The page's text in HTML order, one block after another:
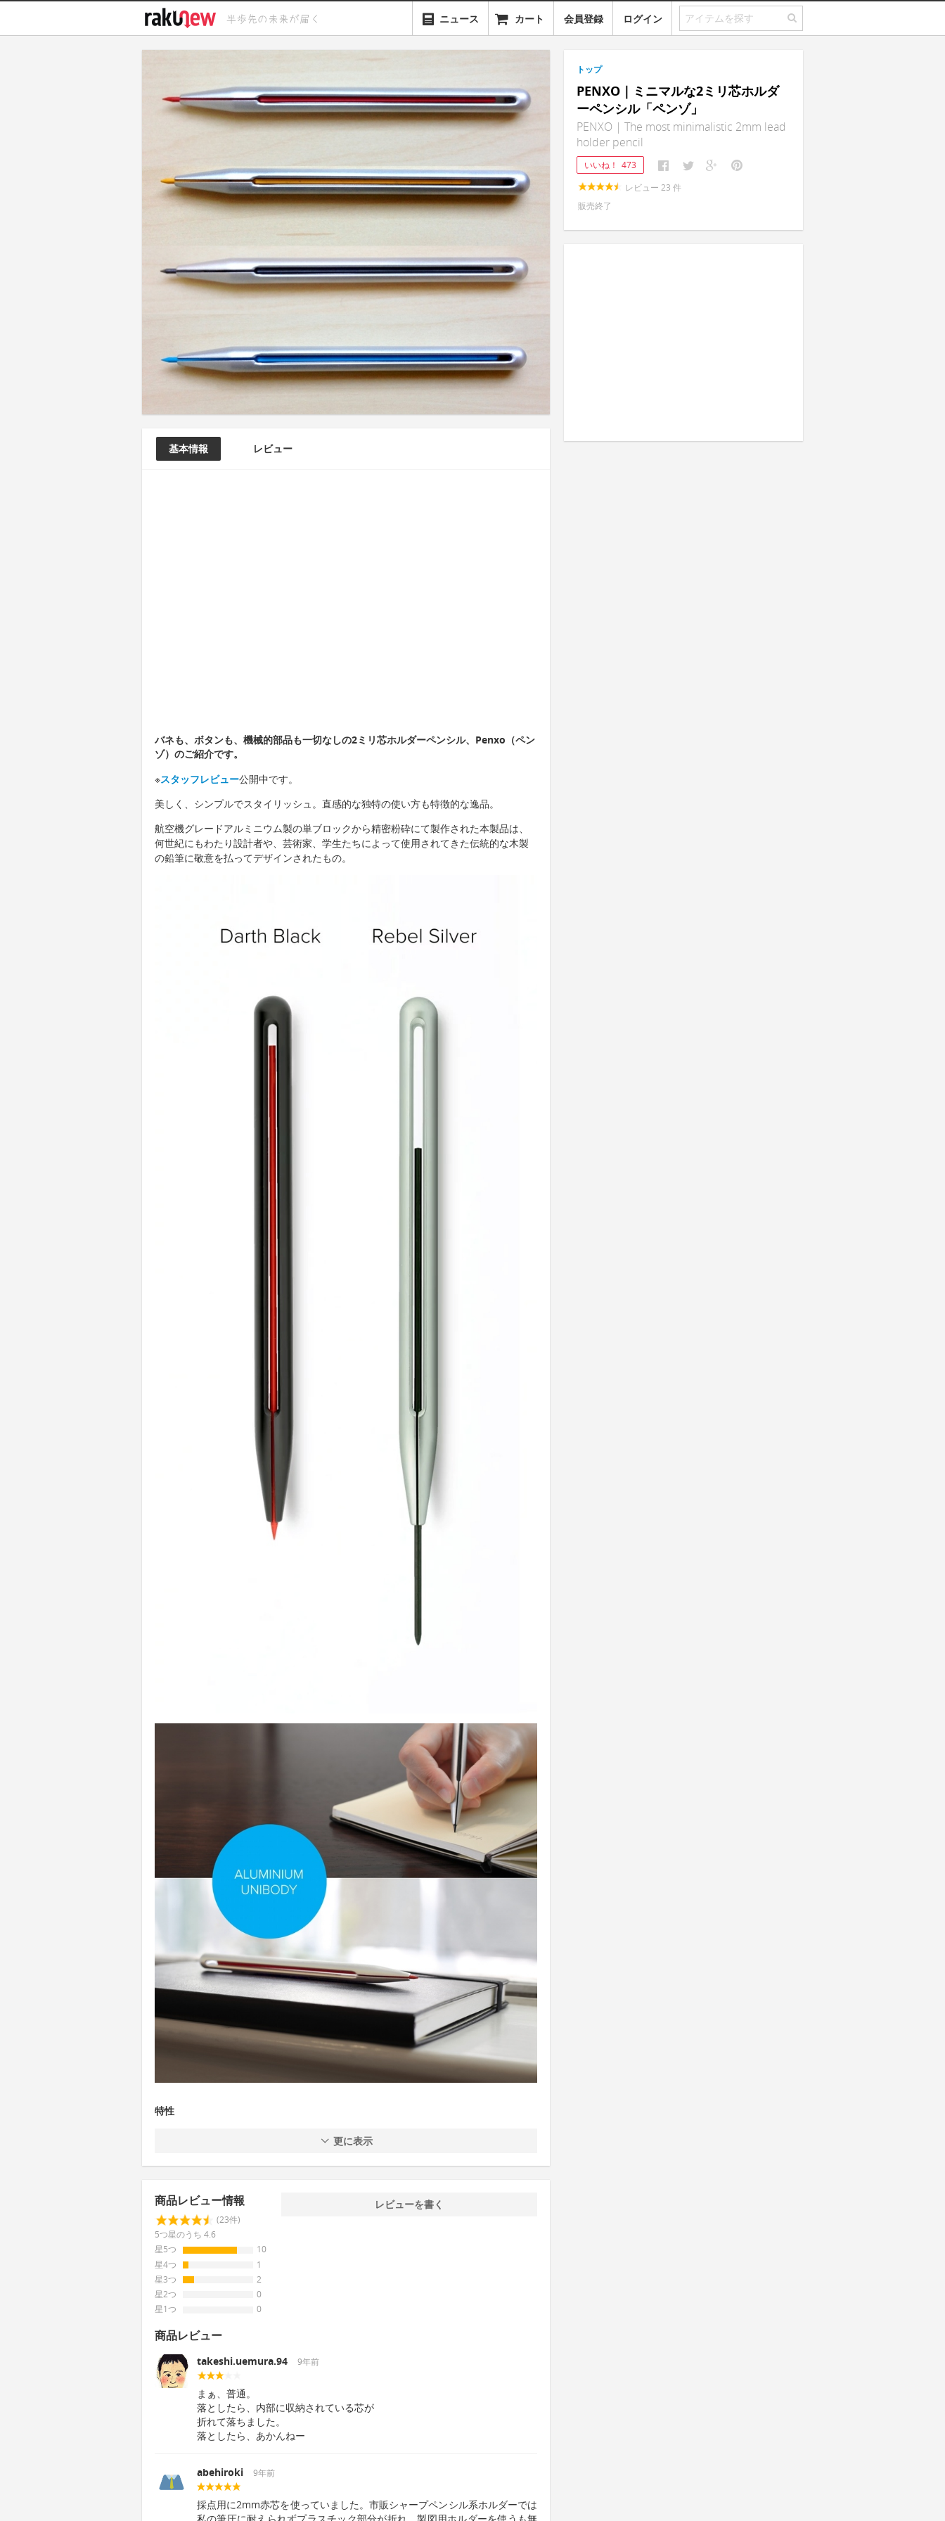
ニュース カート 会員登録 ログイン
基本情報 レビュー
バネも、ボタンも、機械的部品も一切なしの2ミリ芯ホルダーペンシル、Penxo（ペン
ゾ）のご紹介です。
※スタッフレビュー公開中です。
美しく、シンプルでスタイリッシュ。直感的な独特の使い方も特徴的な逸品。
航空機グレードアルミニウム製の単ブロックから精密粉砕にて製作された本製品は、
何世紀にもわたり設計者や、芸術家、学生たちによって使用されてきた伝統的な木製
の鉛筆に敬意を払ってデザインされたもの。
特性
更に表示
商品レビュー情報
(23件)
5つ星のうち 4.6
星5つ
10
星4つ
1
星3つ
2
星2つ
0
星1つ
0
レビューを書く
商品レビュー
takeshi.uemura.94 9年前
まぁ、普通。
落としたら、内部に収納されている芯が
折れて落ちました。
落としたら、あかんねー
abehiroki 9年前
採点用に2mm赤芯を使っていました。市販シャープペンシル系ホルダーでは
私の筆圧に耐えられずプラスチック部分が折れ、製図用ホルダーを使うも無
トップ
PENXO｜ミニマルな2ミリ芯ホルダ
ーペンシル「ペンゾ」
PENXO | The most minimalistic 2mm lead
holder pencil
いいね！ 473
レビュー 23 件
販売終了